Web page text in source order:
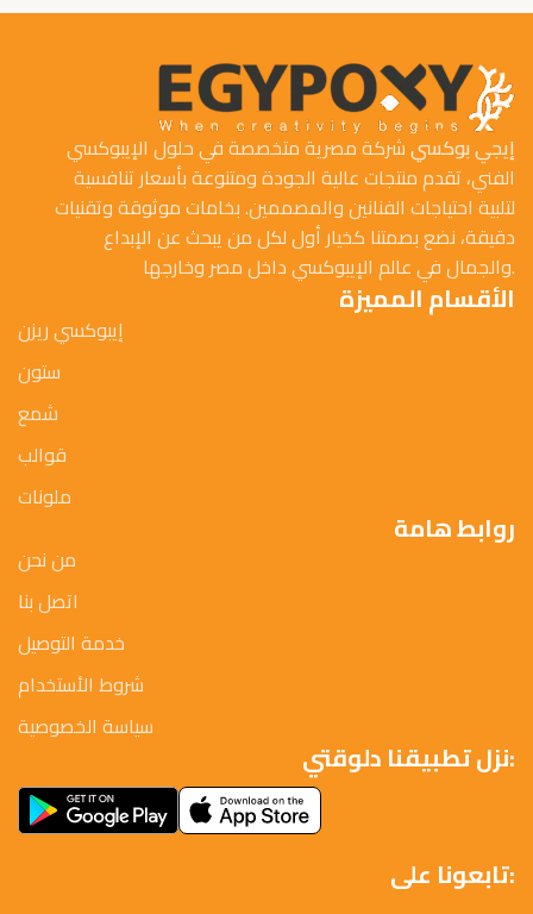
إيجي بوكسيشركة مصرية متخصصة في حلول الإيبوكسي
الفني، تقدم منتجات عالية الجودة ومتنوعة بأسعار تنافسية
لتلبية احتياجات الفنانين والمصممين. بخامات موثوقة وتقنيات
دقيقة، نضع بصمتنا كخيار أول لكل من يبحث عن الإبداع
والجمال في عالم الإيبوكسي داخل مصر وخارجها.
الأقسام المميزة
إيبوكسي ريزن
ستون
شمع
قوالب
ملونات
روابط هامة
من نحن
اتصل بنا
خدمة التوصيل
شروط الأستخدام
سياسة الخصوصية
نزل تطبيقنا دلوقتي:
تابعونا على: